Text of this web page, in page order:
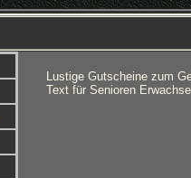
Lustige Gutscheine zum
Text für Senioren